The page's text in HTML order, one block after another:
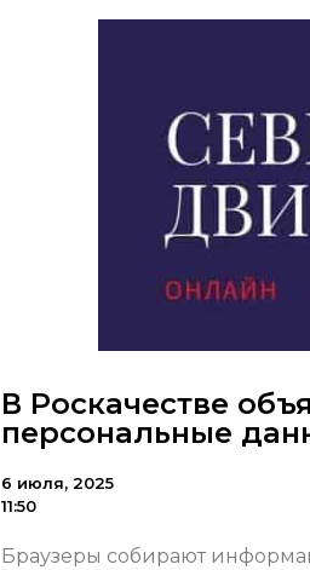
В Роскачестве
персональные
6 июля, 2025
11:50
Браузеры собирают